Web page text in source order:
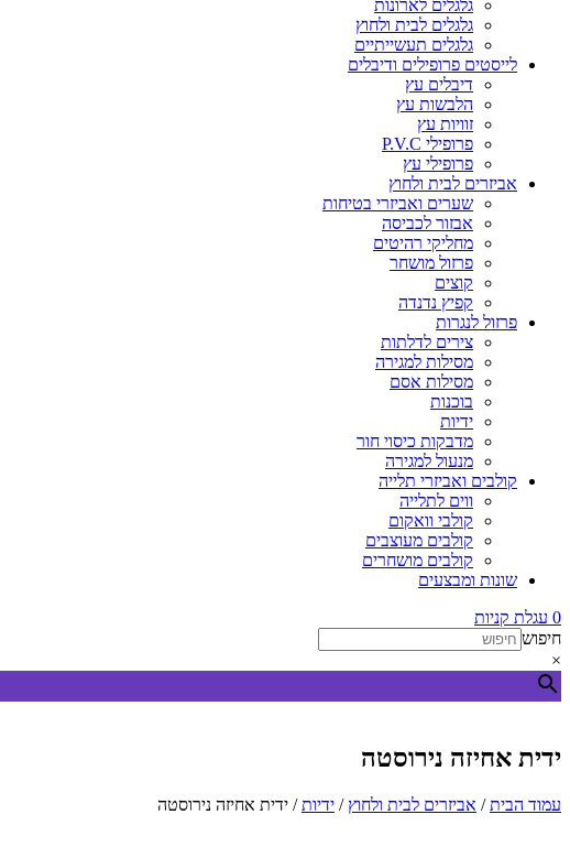
גלגלים לארונות
גלגלים לבית ולחוץ
גלגלים תעשייתיים
לייסטים פרופילים ודיבלים
דיבלים עץ
הלבשות עץ
זוויות עץ
פרופילי P.V.C
פרופילי עץ
אביזרים לבית ולחוץ
שערים ואביזרי בטיחות
אבזור לכביסה
מחליקי רהיטים
פרזול מושחר
קוצים
קפיץ נדנדה
פרזול לנגרות
צירים לדלתות
מסילות למגירה
מסילות אסם
בוכנות
ידיות
מדבקות כיסוי חור
מנעול למגירה
קולבים ואביזרי תלייה
ווים לתלייה
קולבי וואקום
קולבים מעוצבים
קולבים מושחרים
שונות ומבצעים
0 עגלת קניות
חיפוש
×
ידית אחיזה נירוסטה
עמוד הבית/ אביזרים לבית ולחוץ / ידיות/ ידית אחיזה נירוסטה